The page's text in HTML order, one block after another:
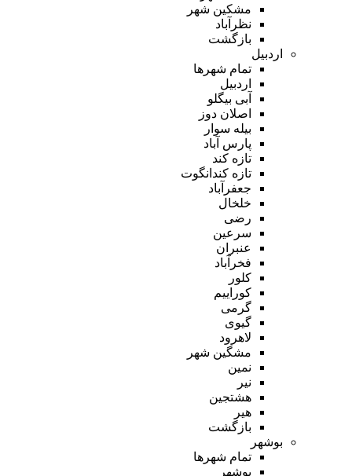
مشکین شهر
نظرآباد
بازگشت
اردبیل
تمام شهر‌ها
اردبیل
آبی بیگلو
اصلان دوز
بیله سوار
پارس آباد
تازه کند
تازه کندانگوت
جعفرآباد
خلخال
رضی
سرعین
عنبران
فخرآباد
کلور
کوراییم
گرمی
گیوی
لاهرود
مشگین شهر
نمین
نیر
هشتجین
هیر
بازگشت
بوشهر
تمام شهر‌ها
بوشهر